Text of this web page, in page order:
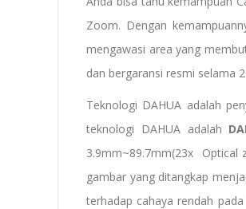
Zoom. Dengan
mengawasi area yang
dan bergaransi resmi selama
Teknologi DAHUA adalah
teknologi DAHUA adalah
3.9mm~89.7mm(23x Optical
gambar yang ditangkap
terhadap cahaya rendah